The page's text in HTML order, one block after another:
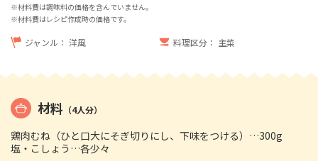
※材料費は調味料の価格を含んでいません。
※材料費はレシピ作成時の価格です。
ジャンル： 洋風 料理区分： 主菜
材料 （4人分）
鶏肉むね（ひと口大にそぎ切りにし、下味をつける）…300g
塩・こしょう…各少々